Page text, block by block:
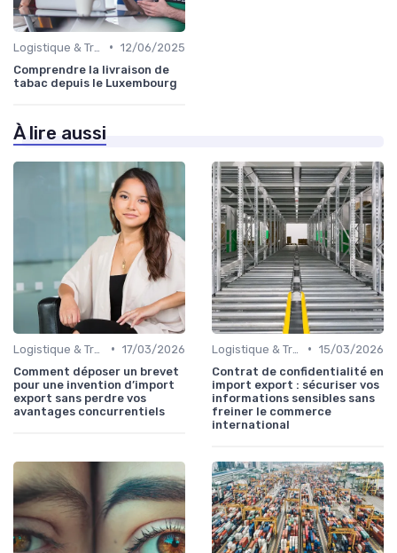
• 12/06/2025
Comprendre la livraison de
tabac depuis le Luxembourg
À lire aussi
• 17/03/2026
Comment déposer un brevet
pour une invention d’import
export sans perdre vos
avantages concurrentiels
• 15/03/2026
Contrat de confidentialité en
import export : sécuriser vos
informations sensibles sans
freiner le commerce
international